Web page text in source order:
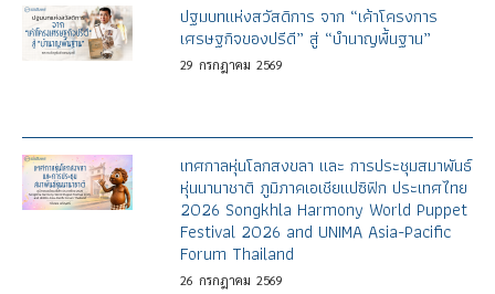
ปฐมบทแห่งสวัสดิการ จาก “เค้าโครงการ
เศรษฐกิจของปรีดี” สู่ “บำนาญพื้นฐาน”
29 กรกฎาคม 2569
เทศกาลหุ่นโลกสงขลา และ การประชุมสมาพันธ์
หุ่นนานาชาติ ภูมิภาคเอเชียแปซิฟิก ประเทศไทย
2026 Songkhla Harmony World Puppet
Festival 2026 and UNIMA Asia-Pacific
Forum Thailand
26 กรกฎาคม 2569